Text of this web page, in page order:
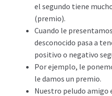
el segundo tiene
(premio).
Cuando le
desconocido pasa a
positivo o negativo
Por ejemplo, le
le damos un premio.
Nuestro peludo amigo